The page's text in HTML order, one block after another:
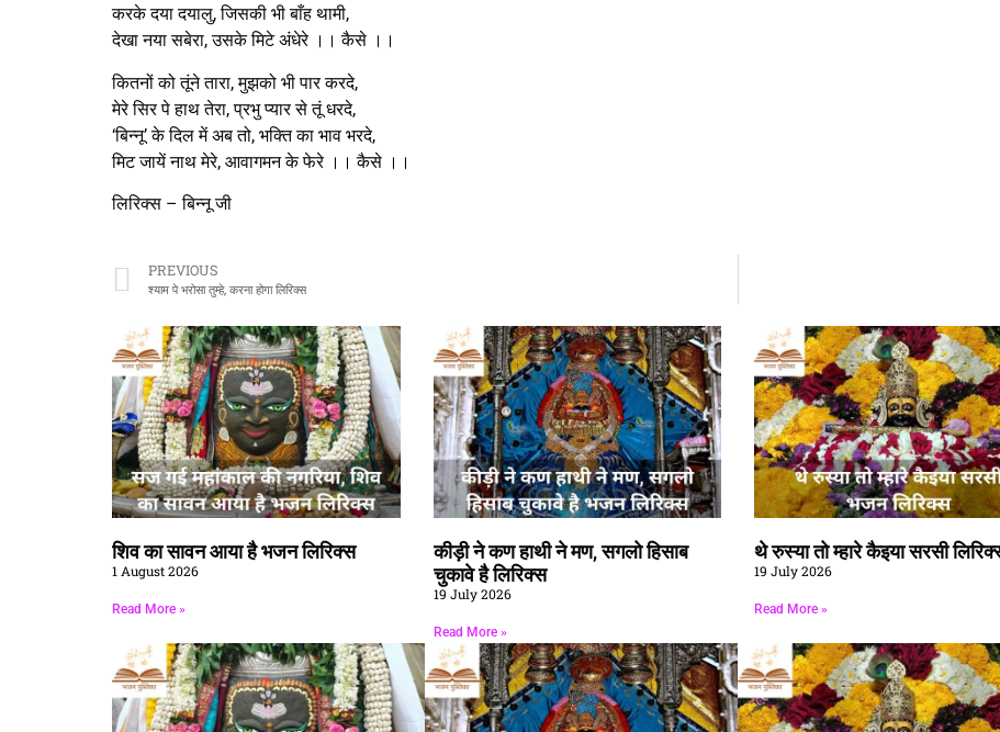
करके दया दयालु, जिसकी भी बाँह थामी,
देखा नया सबेरा, उसके मिटे अंधेरे ।। कैसे ।।
कितनों को तूंने तारा, मुझको भी पार करदे,
मेरे सिर पे हाथ तेरा, प्रभु प्यार से तूं धरदे,
‘बिन्नू’ के दिल में अब तो, भक्ति का भाव भरदे,
मिट जायें नाथ मेरे, आवागमन के फेरे ।। कैसे ।।
लिरिक्स – बिन्नू जी
PREVIOUS
श्याम पे भरोसा तुम्हे, करना होगा लिरिक्स
शिव का सावन आया है भजन लिरिक्स
1 August 2026
Read More »
कीड़ी ने कण हाथी ने मण, सगलो हिसाब
चुकावे है लिरिक्स
19 July 2026
Read More »
थे रुस्या तो म्हारे कैइया सरसी
19 July 2026
Read More »